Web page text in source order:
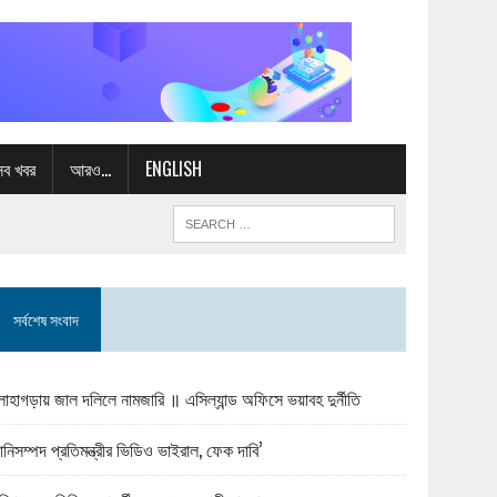
খবর আরও… ENGLISH
সর্বশেষ সংবাদ
জাল দলিলে নামজারি ॥ এসিল্যান্ড অফিসে ভয়াবহ দুর্নীতি
প্রতিমন্ত্রীর ভিডিও ভাইরাল, ফেক দাবি’